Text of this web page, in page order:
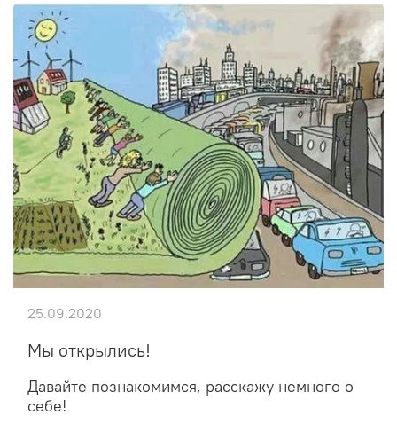
Мы открылись!
Давайте познакомимся, расскажу немного о
себе!
25.09.2020